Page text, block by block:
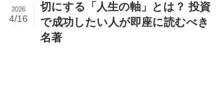
切にする「人生の軸」とは？ 投資
で成功したい人が即座に読むべき
名著
2026
4/16